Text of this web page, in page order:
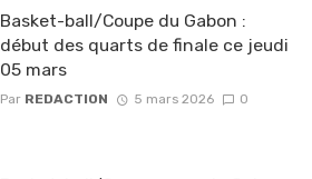
Basket-ball/Coupe du Gabon :
début des quarts de finale ce jeudi
05 mars
Par REDACTION 5 mars 2026 0